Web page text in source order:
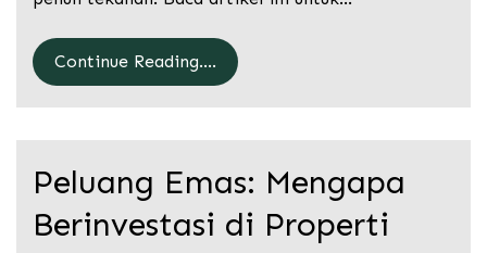
Continue Reading....
Peluang Emas: Mengapa
Berinvestasi di Properti